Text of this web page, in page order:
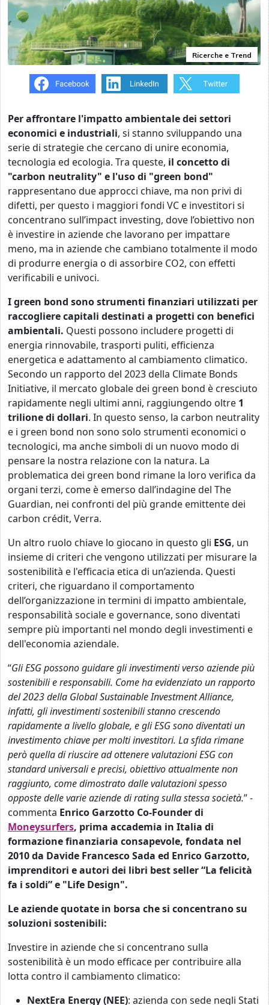
Ricerche e Trend
Per affrontare l'impatto ambientale dei settori
economici e industriali, si stanno sviluppando una
serie di strategie che cercano di unire economia,
tecnologia ed ecologia. Tra queste, il concetto di
"carbon neutrality" e l'uso di "green bond"
rappresentano due approcci chiave, ma non privi di
difetti, per questo i maggiori fondi VC e investitori si
concentrano sull’impact investing, dove l’obiettivo non
è investire in aziende che lavorano per impattare
meno, ma in aziende che cambiano totalmente il modo
di produrre energia o di assorbire CO2, con effetti
verificabili e univoci.
I green bond sono strumenti finanziari utilizzati per
raccogliere capitali destinati a progetti con benefici
ambientali. Questi possono includere progetti di
energia rinnovabile, trasporti puliti, efficienza
energetica e adattamento al cambiamento climatico.
Secondo un rapporto del 2023 della Climate Bonds
Initiative, il mercato globale dei green bond è cresciuto
rapidamente negli ultimi anni, raggiungendo oltre 1
trilione di dollari. In questo senso, la carbon neutrality
e i green bond non sono solo strumenti economici o
tecnologici, ma anche simboli di un nuovo modo di
pensare la nostra relazione con la natura. La
problematica dei green bond rimane la loro verifica da
organi terzi, come è emerso dall’indagine del The
Guardian, nei confronti del più grande emittente dei
carbon crédit, Verra.
Un altro ruolo chiave lo giocano in questo gli ESG, un
insieme di criteri che vengono utilizzati per misurare la
sostenibilità e l'efficacia etica di un’azienda. Questi
criteri, che riguardano il comportamento
dell’organizzazione in termini di impatto ambientale,
responsabilità sociale e governance, sono diventati
sempre più importanti nel mondo degli investimenti e
dell'economia aziendale.
“Gli ESG possono guidare gli investimenti verso aziende più
sostenibili e responsabili. Come ha evidenziato un rapporto
del 2023 della Global Sustainable Investment Alliance,
infatti, gli investimenti sostenibili stanno crescendo
rapidamente a livello globale, e gli ESG sono diventati un
investimento chiave per molti investitori. La sfida rimane
però quella di riuscire ad ottenere valutazioni ESG con
standard universali e precisi, obiettivo attualmente non
raggiunto, come dimostrato dalle valutazioni spesso
opposte delle varie aziende di rating sulla stessa società.” -
commenta Enrico Garzotto Co-Founder di
Moneysurfers, prima accademia in Italia di
formazione finanziaria consapevole, fondata nel
2010 da Davide Francesco Sada ed Enrico Garzotto,
imprenditori e autori dei libri best seller “La felicità
fa i soldi” e "Life Design".
Le aziende quotate in borsa che si concentrano su
soluzioni sostenibili:
Investire in aziende che si concentrano sulla
sostenibilità è un modo efficace per contribuire alla
lotta contro il cambiamento climatico:
NextEra Energy (NEE): azienda con sede negli Stati